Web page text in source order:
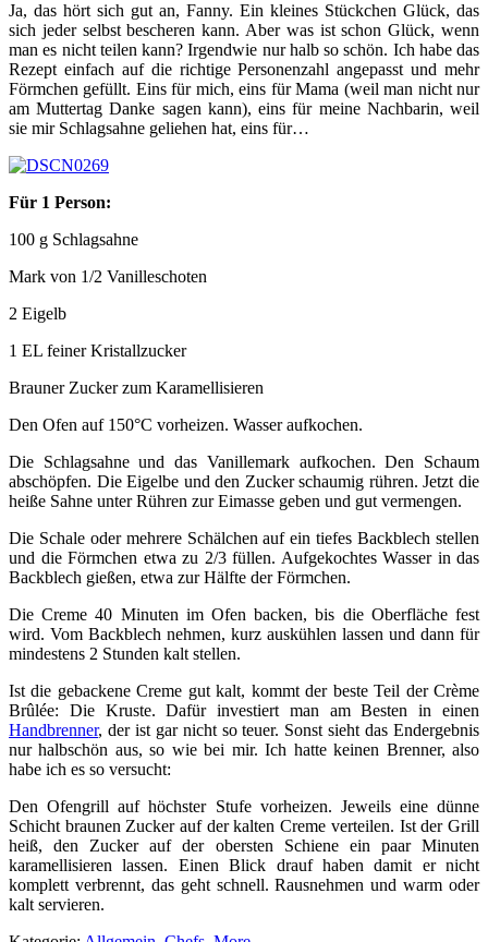
Ja, das hört sich gut an, Fanny. Ein kleines Stückchen Glück, das
sich jeder selbst bescheren kann. Aber was ist schon Glück, wenn
man es nicht teilen kann? Irgendwie nur halb so schön. Ich habe das
Rezept einfach auf die richtige Personenzahl angepasst und mehr
Förmchen gefüllt. Eins für mich, eins für Mama (weil man nicht nur
am Muttertag Danke sagen kann), eins für meine Nachbarin, weil
sie mir Schlagsahne geliehen hat, eins für…
Für 1 Person:
100 g Schlagsahne
Mark von 1/2 Vanilleschoten
2 Eigelb
1 EL feiner Kristallzucker
Brauner Zucker zum Karamellisieren
Den Ofen auf 150°C vorheizen. Wasser aufkochen.
Die Schlagsahne und das Vanillemark aufkochen. Den Schaum
abschöpfen. Die Eigelbe und den Zucker schaumig rühren. Jetzt die
heiße Sahne unter Rühren zur Eimasse geben und gut vermengen.
Die Schale oder mehrere Schälchen auf ein tiefes Backblech stellen
und die Förmchen etwa zu 2/3 füllen. Aufgekochtes Wasser in das
Backblech gießen, etwa zur Hälfte der Förmchen.
Die Creme 40 Minuten im Ofen backen, bis die Oberfläche fest
wird. Vom Backblech nehmen, kurz auskühlen lassen und dann für
mindestens 2 Stunden kalt stellen.
Ist die gebackene Creme gut kalt, kommt der beste Teil der Crème
Brûlée: Die Kruste. Dafür investiert man am Besten in einen
Handbrenner, der ist gar nicht so teuer. Sonst sieht das Endergebnis
nur halbschön aus, so wie bei mir. Ich hatte keinen Brenner, also
habe ich es so versucht:
Den Ofengrill auf höchster Stufe vorheizen. Jeweils eine dünne
Schicht braunen Zucker auf der kalten Creme verteilen. Ist der Grill
heiß, den Zucker auf der obersten Schiene ein paar Minuten
karamellisieren lassen. Einen Blick drauf haben damit er nicht
komplett verbrennt, das geht schnell. Rausnehmen und warm oder
kalt servieren.